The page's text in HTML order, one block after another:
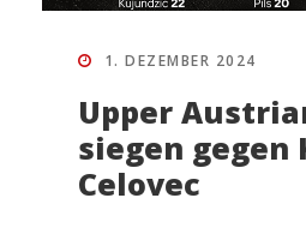
1. DEZEMBER 2024
Upper
siegen gegen
Celovec